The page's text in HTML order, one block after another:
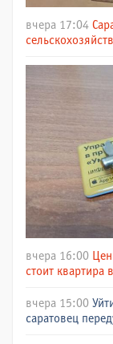
вчера 17:04
вчера 16:00
стоит квартира
вчера 15:00
саратовец